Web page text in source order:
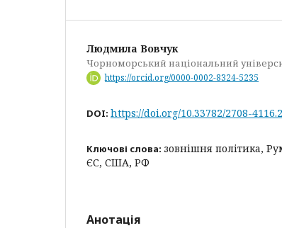
Людмила Вовчук
Чорноморський національний
https://orcid.org/0000-0002-8324-5235
DOI: https://doi.org/10.33782/2708-
Ключові слова: зовнішня політика,
ЄС, США, РФ
Анотація